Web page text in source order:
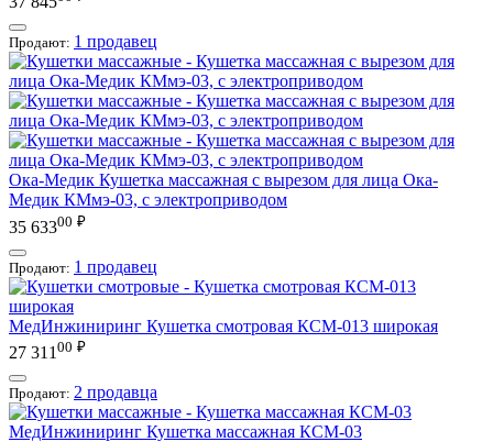
Продают: 1 продавец
Ока-Медик Кушетка массажная с вырезом для лица Ока-
Медик КМмэ-03, с электроприводом
35 63300 ₽
Продают: 1 продавец
МедИнжиниринг Кушетка смотровая КСМ-013 широкая
27 311 00 ₽
Продают: 2 продавца
МедИнжиниринг Кушетка массажная КСМ-03